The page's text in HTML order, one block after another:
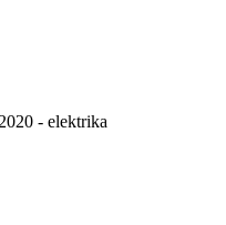
- elektrika